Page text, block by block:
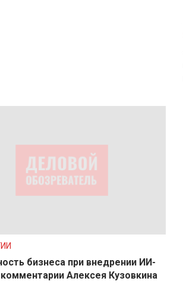
бизнеса при внедрении ИИ-
Алексея Кузовкина